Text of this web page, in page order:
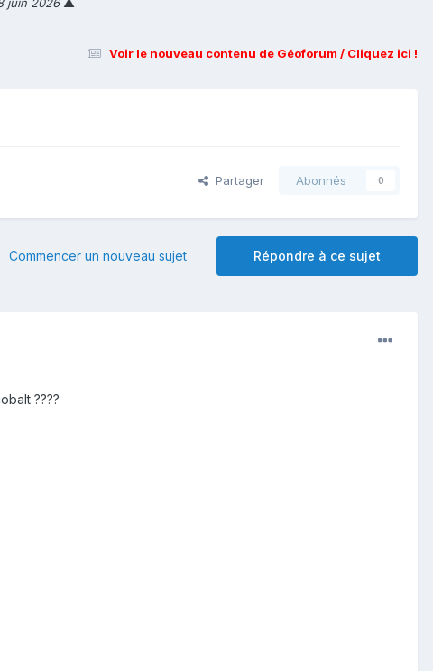
Voir le nouveau contenu de Géoforum / Cliquez ici !
Partager Abonnés 0
Répondre à ce sujet
Commencer un nouveau sujet
????